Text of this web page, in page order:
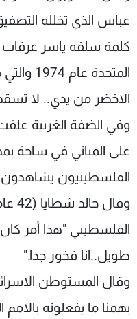
عباس الذي تخلله
كلمة سلفه ياسر عرفات
الاخضر من يدي.. لا
وفي الضفة الغربية
على المباني في ساحة
الفلسطينيون يشاهدون
الفلسطيني "هذا أمر
طويل..انا فخور جدا."
يهمنا ما يفعلونه